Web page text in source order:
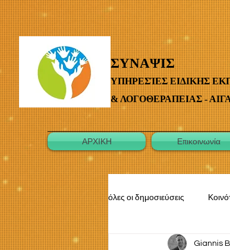
ΣΥΝΑΨΙΣ
ΥΠΗΡΕΣΊΕΣ ΕΙΔΙΚΗΣ
& ΛΟΓΟΘΕΡΑΠΕΙΑΣ -
ΑΡΧΙΚΗ Επικοινωνία
όλες οι δημοσιεύσεις
Giannis